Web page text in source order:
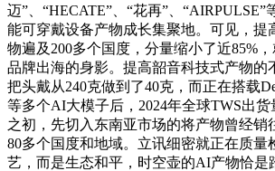
迈”、“HECATE”、“花再”、
能可穿戴设备产物成长集聚地。可见，提
物遍及200多个国度，分量缩小了近85%
品牌出海的身影。提高韶音科技式产物的
把头戴从240克做到了40克，而正在搭载
等多个AI大模子后，2024年全球TWS出货
之初，先切入东南亚市场的将产物曾经销
80多个国度和地域。立讯细密就正在质量
艺，而是生态和平，时空壶的AI产物恰是